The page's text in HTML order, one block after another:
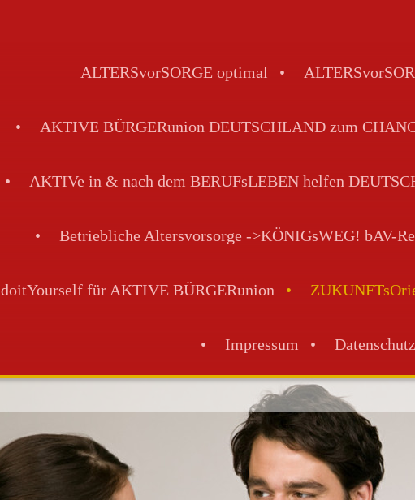
ALTERSvorSORGE optimal
AKTIVE BÜRGERunion DEUTSCHLAND zum
AKTIVe in & nach dem BERUFsLEBEN helfen
Betriebliche Altersvorsorge ->KÖNIGsWEG! bAV-
doitYourself für AKTIVE BÜRGERunion
Impressum